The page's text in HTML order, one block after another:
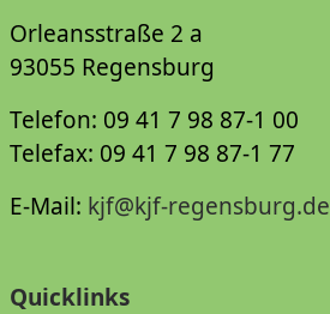
Orleansstraße 2 a
93055 Regensburg
Telefon: 09 41 7 98 87-1 00
Telefax: 09 41 7 98 87-1 77
E-Mail: kjf@kjf-regensburg.de
Quicklinks